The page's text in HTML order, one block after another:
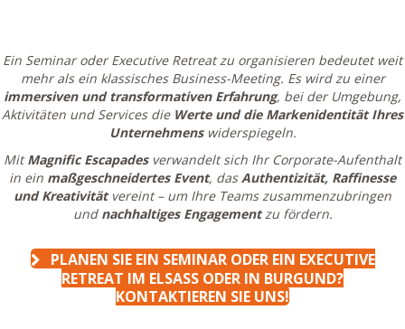
Ein Seminar oder Executive Retreat zu organisieren bedeutet weit
mehr als ein klassisches Business-Meeting. Es wird zu einer
immersiven und transformativen Erfahrung, bei der Umgebung,
Aktivitäten und Services die Werte und die Markenidentität Ihres
Unternehmenswiderspiegeln.
MitMagnific Escapadesverwandelt sich Ihr Corporate-Aufenthalt
in ein maßgeschneidertes Event, dasAuthentizität, Raffinesse
und Kreativitätvereint – um Ihre Teams zusammenzubringen
und nachhaltiges Engagementzu fördern.
PLANEN SIE EIN SEMINAR ODER EIN EXECUTIVE
RETREAT IM ELSASS ODER IN BURGUND?
KONTAKTIEREN SIE UNS!